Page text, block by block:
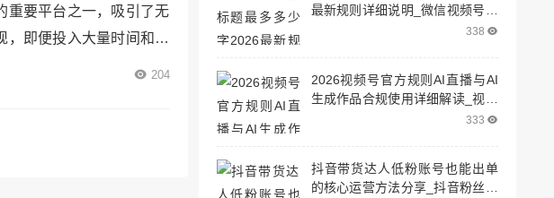
重要平台之一，吸引了无
，即便投入大量时间和精
204
最新规则详细说明_微信视频号标
338
2026视频号官方规则AI直播与AI
生成作品合规使用详细解读_视频
333
抖音带货达人低粉账号也能出单
的核心运营方法分享_抖音粉丝少